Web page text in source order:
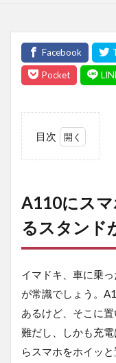
目次
マホ
を置
くだ
けで
充電
スタ
ンド
が欲
しい!
A110にス
るスタンド
イマドキ、車に乗
が常識でしょう。
あるけど、そこに
難だし、しかも充
らスマホをホイッ